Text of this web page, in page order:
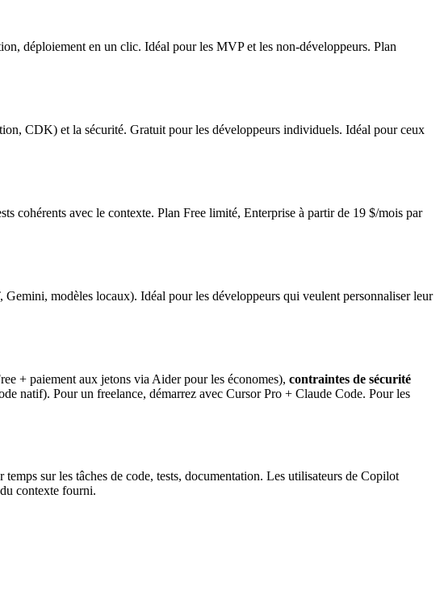
déploiement en un clic. Idéal pour les MVP et les non-développeurs. Plan
CDK) et la sécurité. Gratuit pour les développeurs individuels. Idéal pour ceux
cohérents avec le contexte. Plan Free limité, Enterprise à partir de 19 $/mois par
modèles locaux). Idéal pour les développeurs qui veulent personnaliser leur
+ paiement aux jetons via Aider pour les économes), contraintes de sécurité
natif). Pour un freelance, démarrez avec Cursor Pro + Claude Code. Pour les
sur les tâches de code, tests, documentation. Les utilisateurs de Copilot
contexte fourni.